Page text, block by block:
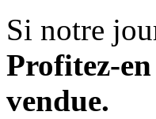
Si notre
Profitez-
vendue.